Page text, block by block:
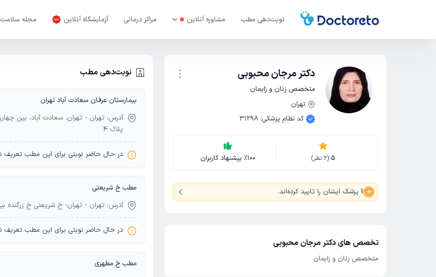
نوبت‌دهی مطب مشاوره آنلاین مراکز درمانی آزمایشگاه آنلاین مجله سلامت
دکتر مرجان محبوبی
متخصص زنان و زایمان
تهران
کد نظام پزشکی:
31298
5
(
2 نظر) ٪100 پیشنهاد کاربران
1 پزشک ایشان را تایید کرده‌اند.
نوبت‌دهی مطب
بیمارستان عرفان سعادت آباد تهران
آدرس: تهران - تهران، سعادت آباد، بین
پلاک 4
در حال حاضر نوبتی برای این مطب تعریف
مطب خ شریعتی
آدرس: تهران - تهران- خ شریعتی خ زرگنده
در حال حاضر نوبتی برای این مطب تعریف
مطب خ مطهری
تخصص های دکتر مرجان محبوبی
متخصص زنان و زایمان